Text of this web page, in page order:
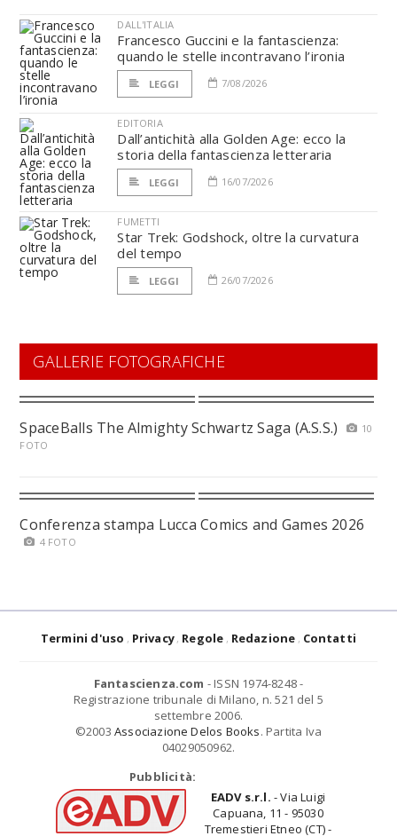
DALL'ITALIA
Francesco Guccini e la fantascienza:
quando le stelle incontravano l’ironia
LEGGI 7/08/2026
EDITORIA
Dall’antichità alla Golden Age: ecco la
storia della fantascienza letteraria
LEGGI 16/07/2026
FUMETTI
Star Trek: Godshock, oltre la curvatura
del tempo
LEGGI 26/07/2026
GALLERIE FOTOGRAFICHE
SpaceBalls The Almighty Schwartz Saga (A.S.S.)
10
FOTO
Conferenza stampa Lucca Comics and Games 2026
4 FOTO
Termini d'uso Privacy Regole Redazione Contatti
Fantascienza.com - ISSN 1974-8248 -
Registrazione tribunale di Milano, n. 521 del 5
settembre 2006.
©2003 Associazione Delos Books. Partita Iva
04029050962.
Pubblicità:
EADV s.r.l. - Via Luigi
Capuana, 11 - 95030
Tremestieri Etneo (CT) -